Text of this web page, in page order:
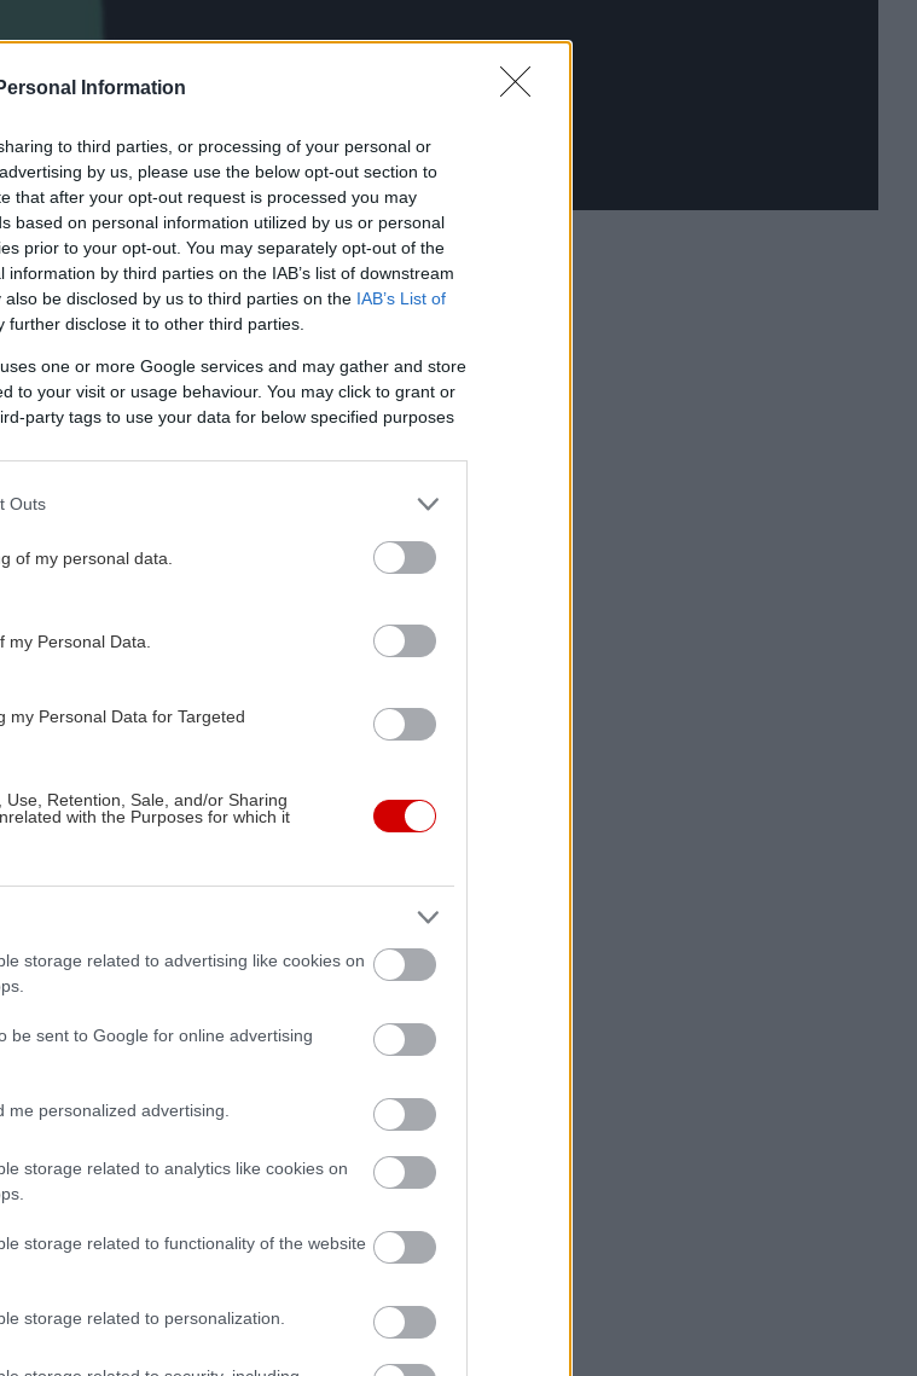
Information
to third parties, or processing of your personal or
by us, please use the below opt-out section to
that after your opt-out request is processed you may
based on personal information utilized by us or personal
prior to your opt-out. You may separately opt-out of the
by third parties on the IAB’s list of downstream
be disclosed by us to third parties on the IAB’s List of
further disclose it to other third parties.
one or more Google services and may gather and store
to your visit or usage behaviour. You may click to grant or
party tags to use your data for below specified purposes
Outs
of my personal data.
Personal Data.
my Personal Data for Targeted
Retention, Sale, and/or Sharing
with the Purposes for which it
storage related to advertising like cookies on
be sent to Google for online advertising
personalized advertising.
storage related to analytics like cookies on
storage related to functionality of the website
storage related to personalization.
μια ειρηνική, πολυεθνική αποστολή
τον παλαιστινιακό λαό, που θα συγκεντρώσει
ξεκινά από την πόλη Ελ Αρίς της Αιγύπτου,
της Ράφα, που παραμένει κλειστό από τις 2
είσοδο ζωτικής ανθρωπιστικής βοήθειας.
50 χιλιομέτρων μέσα στην έρημο του Σινά, με
η οποία εντάσσεται στο πλαίσιο ευρύτερων